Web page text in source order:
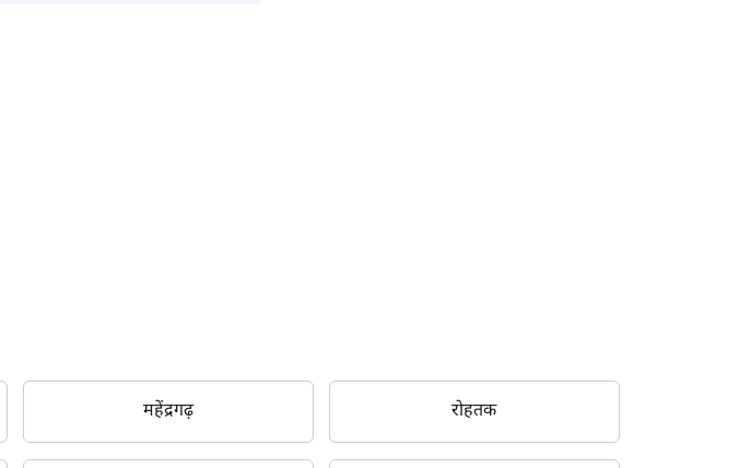
महेंद्रगढ़ रोहतक